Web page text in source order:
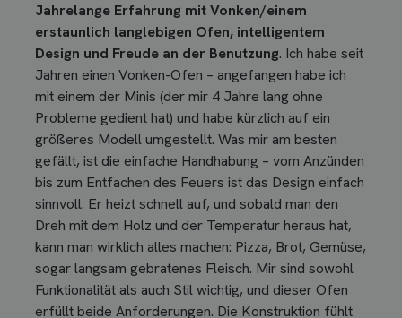
Jahrelange Erfahrung mit Vonken/einem
erstaunlich langlebigen Ofen, intelligentem
Design und Freude an der Benutzung. Ich habe seit
Jahren einen Vonken-Ofen – angefangen habe ich
mit einem der Minis (der mir 4 Jahre lang ohne
Probleme gedient hat) und habe kürzlich auf ein
größeres Modell umgestellt. Was mir am besten
gefällt, ist die einfache Handhabung – vom Anzünden
bis zum Entfachen des Feuers ist das Design einfach
sinnvoll. Er heizt schnell auf, und sobald man den
Dreh mit dem Holz und der Temperatur heraus hat,
kann man wirklich alles machen: Pizza, Brot, Gemüse,
sogar langsam gebratenes Fleisch. Mir sind sowohl
Funktionalität als auch Stil wichtig, und dieser Ofen
erfüllt beide Anforderungen. Die Konstruktion fühlt